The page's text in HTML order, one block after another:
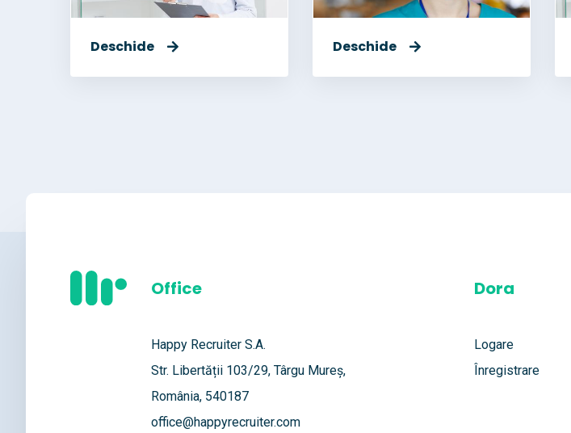
Deschide Deschide
Office
Happy Recruiter S.A.
Str. Libertății 103/29, Târgu Mureș,
România, 540187
office@happyrecruiter.com
Dora
Logare
Înregistrare